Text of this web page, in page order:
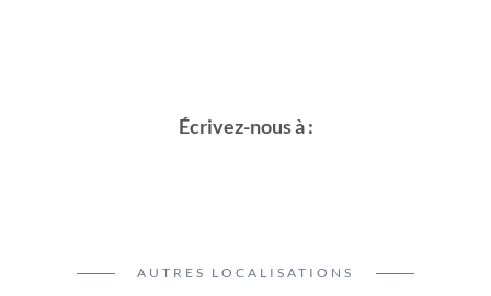
Écrivez-nous à :
AUTRES LOCALISATIONS